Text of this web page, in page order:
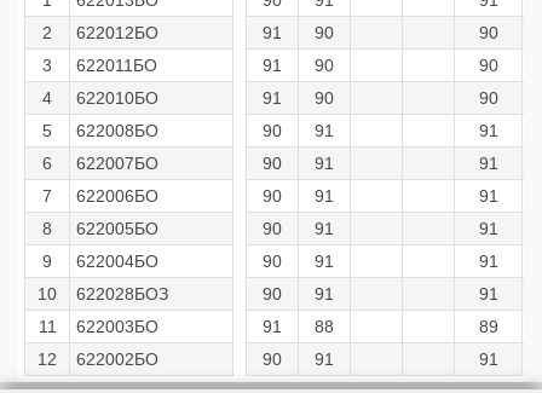
2
622012БО
3
622011БО
4
622010БО
5
622008БО
6
622007БО
7
622006БО
8
622005БО
9
622004БО
10
622028БОЗ
11
622003БО
12
622002БО
91
90 90
91
90 90
91
90 90
90
91 91
90
91 91
90
91 91
90
91 91
90
91 91
90
91 91
91
88 89
90
91 91